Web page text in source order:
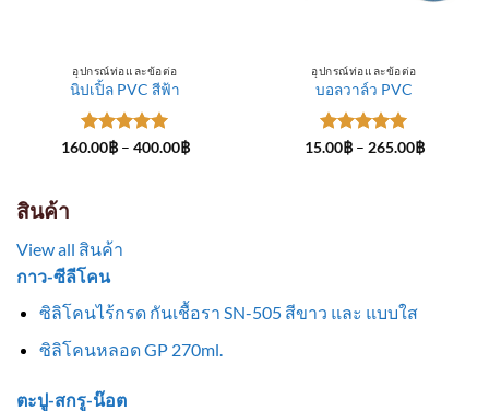
อุปกรณ์ท่อและข้อต่อ
นิปเปิ้ล PVC สีฟ้า
ให้คะแนน
160.00฿ – 400.00฿Price
อุปกรณ์ท่อและข้อต่อ
บอลวาล์ว PVC
ให้คะแนน
15.00฿ – 265.00฿Price
สินค้า
View all สินค้า
กาว-ซีลีโคน
ซิลิโคนไร้กรด กันเชื้อรา SN-505 สีขาว และ แบบใส
ซิลิโคนหลอด GP 270ml.
ตะปู-สกรู-น๊อต